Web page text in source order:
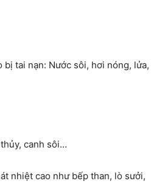
tai nạn: Nước sôi, hơi nóng, lửa,
canh sôi…
nhiệt cao như bếp than, lò sưởi,